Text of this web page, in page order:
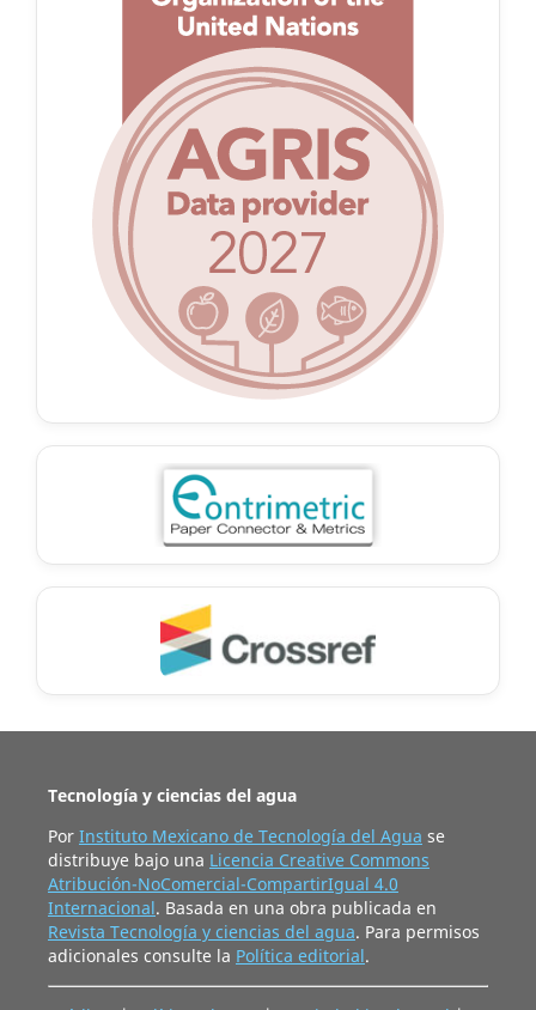
Tecnología y ciencias del agua
Por Instituto Mexicano de Tecnología del Agua se
distribuye bajo una Licencia Creative Commons
Atribución-NoComercial-CompartirIgual 4.0
Internacional. Basada en una obra publicada en
Revista Tecnología y ciencias del agua. Para permisos
adicionales consulte la Política editorial.